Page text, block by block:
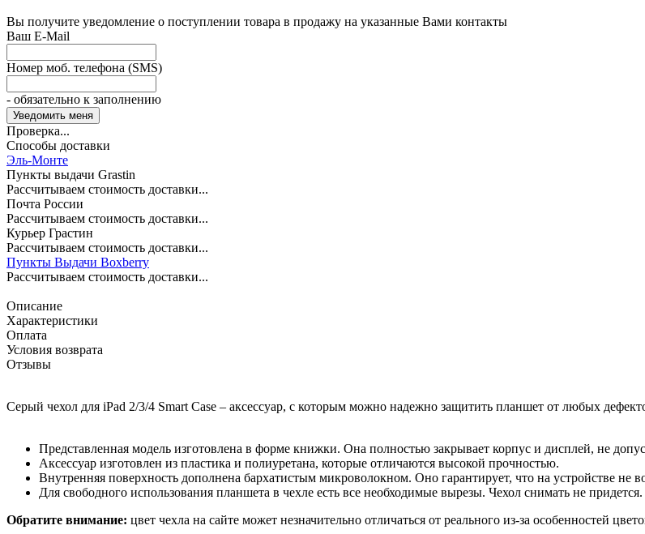
Вы получите уведомление о поступлении товара в продажу на указанные Вами контакты
Ваш E-Mail
Номер моб. телефона (SMS)
- обязательно к заполнению
Проверка...
Способы доставки
Эль-Монте
Пункты выдачи Grastin
Рассчитываем стоимость доставки...
Почта России
Рассчитываем стоимость доставки...
Курьер Грастин
Рассчитываем стоимость доставки...
Пункты Выдачи Boxberry
Рассчитываем стоимость доставки...
Описание
Характеристики
Оплата
Условия возврата
Отзывы
Серый чехол для iPad 2/3/4 Smart Case – аксессуар, с которым можно надежно защитить планшет от любых
Представленная модель изготовлена в форме книжки. Она полностью закрывает корпус и дисплей, не
Аксессуар изготовлен из пластика и полиуретана, которые отличаются высокой прочностью.
Внутренняя поверхность дополнена бархатистым микроволокном. Оно гарантирует, что на устройстве не
Для свободного использования планшета в чехле есть все необходимые вырезы. Чехол снимать не придется.
Обратите внимание: цвет чехла на сайте может незначительно отличаться от реального из-за особенностей